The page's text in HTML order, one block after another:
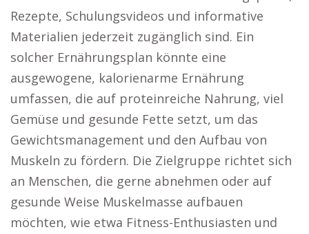
Rezepte, Schulungsvideos und informative
Materialien jederzeit zugänglich sind. Ein
solcher Ernährungsplan könnte eine
ausgewogene, kalorienarme Ernährung
umfassen, die auf proteinreiche Nahrung, viel
Gemüse und gesunde Fette setzt, um das
Gewichtsmanagement und den Aufbau von
Muskeln zu fördern. Die Zielgruppe richtet sich
an Menschen, die gerne abnehmen oder auf
gesunde Weise Muskelmasse aufbauen
möchten, wie etwa Fitness-Enthusiasten und